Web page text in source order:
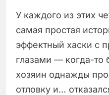
У каждого из этих
самая простая
эффектный хаски с
глазами — когда-
хозяин однажды
отловку и…